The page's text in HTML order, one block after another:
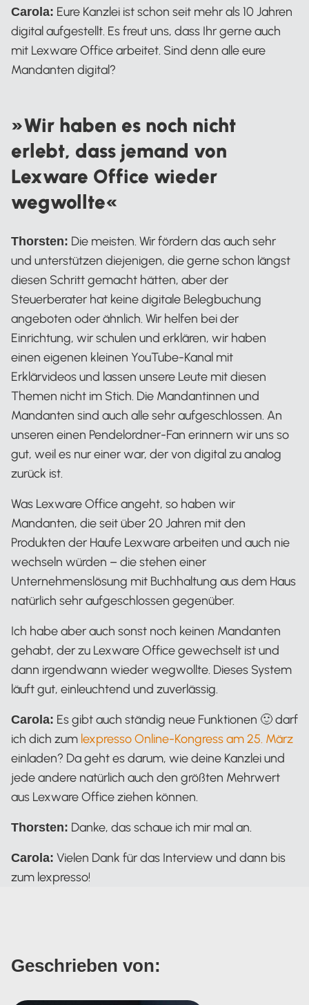
Carola: Eure Kanzlei ist schon seit mehr als 10 Jahren
digital aufgestellt. Es freut uns, dass Ihr gerne auch
mit Lexware Office arbeitet. Sind denn alle eure
Mandanten digital?
»Wir haben es noch nicht
erlebt, dass jemand von
Lexware Office wieder
wegwollte«
Thorsten: Die meisten. Wir fördern das auch sehr
und unterstützen diejenigen, die gerne schon längst
diesen Schritt gemacht hätten, aber der
Steuerberater hat keine digitale Belegbuchung
angeboten oder ähnlich. Wir helfen bei der
Einrichtung, wir schulen und erklären, wir haben
einen eigenen kleinen YouTube-Kanal mit
Erklärvideos und lassen unsere Leute mit diesen
Themen nicht im Stich. Die Mandantinnen und
Mandanten sind auch alle sehr aufgeschlossen. An
unseren einen Pendelordner-Fan erinnern wir uns so
gut, weil es nur einer war, der von digital zu analog
zurück ist.
Was Lexware Office angeht, so haben wir
Mandanten, die seit über 20 Jahren mit den
Produkten der Haufe Lexware arbeiten und auch nie
wechseln würden – die stehen einer
Unternehmenslösung mit Buchhaltung aus dem Haus
natürlich sehr aufgeschlossen gegenüber.
Ich habe aber auch sonst noch keinen Mandanten
gehabt, der zu Lexware Office gewechselt ist und
dann irgendwann wieder wegwollte. Dieses System
läuft gut, einleuchtend und zuverlässig.
Carola: Es gibt auch ständig neue Funktionen 🙂 darf
ich dich zum lexpresso Online-Kongress am 25. März
einladen? Da geht es darum, wie deine Kanzlei und
jede andere natürlich auch den größten Mehrwert
aus Lexware Office ziehen können.
Thorsten: Danke, das schaue ich mir mal an.
Carola: Vielen Dank für das Interview und dann bis
zum lexpresso!
Geschrieben von: